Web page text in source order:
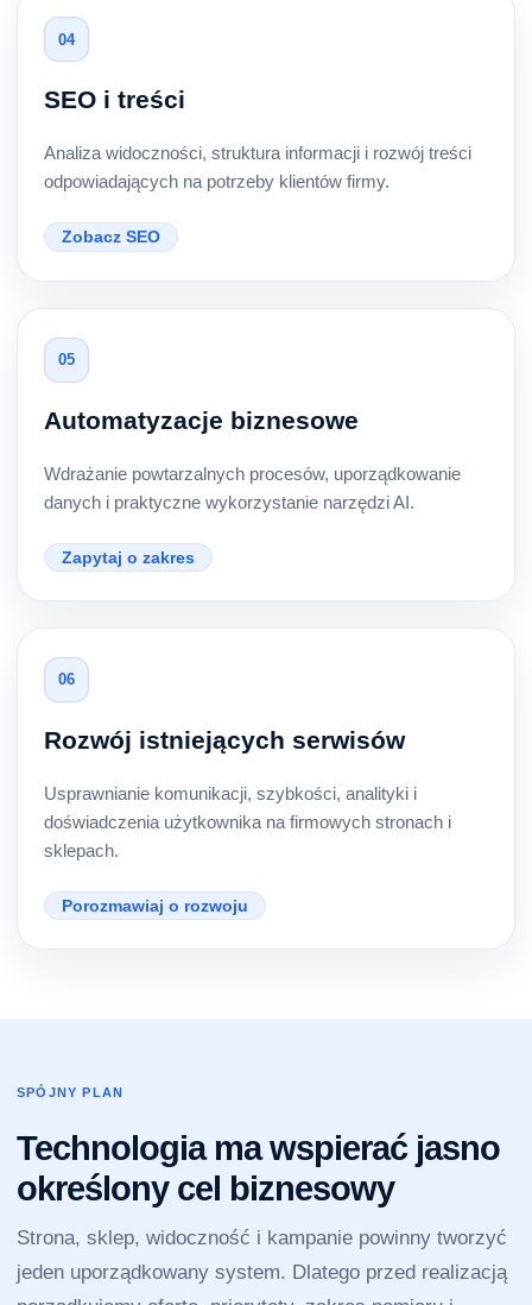
04
SEO i treści
Analiza widoczności, struktura informacji i rozwój treści
odpowiadających na potrzeby klientów firmy.
Zobacz SEO
05
Automatyzacje biznesowe
Wdrażanie powtarzalnych procesów, uporządkowanie
danych i praktyczne wykorzystanie narzędzi AI.
Zapytaj o zakres
06
Rozwój istniejących serwisów
Usprawnianie komunikacji, szybkości, analityki i
doświadczenia użytkownika na firmowych stronach i
sklepach.
Porozmawiaj o rozwoju
SPÓJNY PLAN
Technologia ma wspierać jasno
określony cel biznesowy
Strona, sklep, widoczność i kampanie powinny tworzyć
jeden uporządkowany system. Dlatego przed realizacją